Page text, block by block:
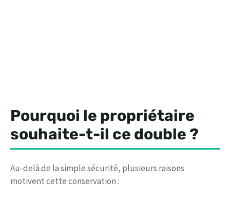
Pourquoi le propriétaire
souhaite-t-il ce double ?
Au-delà de la simple sécurité, plusieurs raisons
motivent cette conservation :